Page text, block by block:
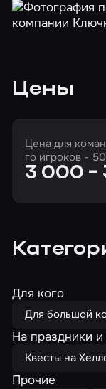
Цены
Цена для
го игроков -
3 000 -
Для кого
Для большой
На праздники
Квесты на
Прочие